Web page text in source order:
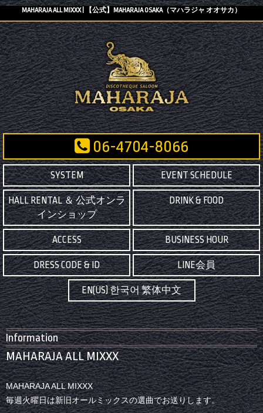
MAHARAJA ALL MIXXX | 【公式】MAHARAJA OSAKA（マハラジャ オオサカ）
06-4704-8066
SYSTEM EVENT SCHEDULE
HALL RENTAL ＆ 公式オンラ
インショップ
DRINK & FOOD
ACCESS BUSINESS HOUR
DRESS CODE & ID LINE会員
EN(US) 한국어 繁体中文
Information
MAHARAJA ALL MIXXX
MAHARAJA ALL MIXXX
毎週火曜日は新旧オールミックスの選曲でお送りします。